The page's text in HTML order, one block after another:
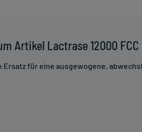
Artikel Lactrase 12000 FCC
für eine ausgewogene,